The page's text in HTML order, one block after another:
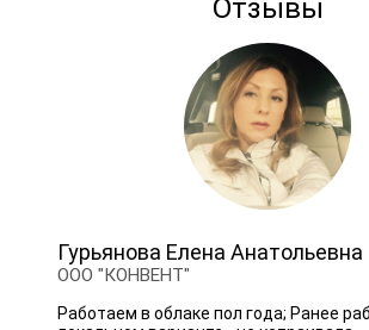
Отзывы
Гурьянова Елена Анатольевна
ООО "КОНВЕНТ"
Работаем в облаке пол года; Ранее